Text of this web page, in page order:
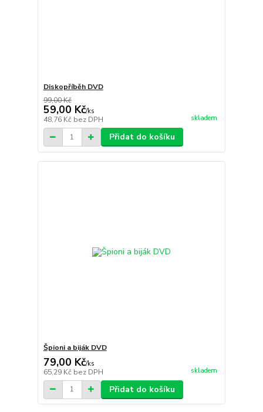
Diskopříběh DVD
99,00 Kč
59,00 Kč/ks
48,76 Kč bez DPH skladem
Přidat do košíku
Špioni a biják DVD
79,00 Kč/ks
65,29 Kč bez DPH skladem
Přidat do košíku